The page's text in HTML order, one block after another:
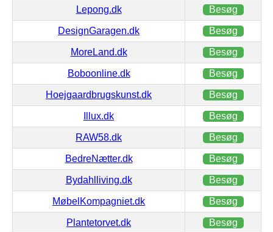
Lepong.dk Besøg
DesignGaragen.dk Besøg
MoreLand.dk Besøg
Boboonline.dk Besøg
Hoejgaardbrugskunst.dk Besøg
Illux.dk Besøg
RAW58.dk Besøg
BedreNætter.dk Besøg
Bydahlliving.dk Besøg
MøbelKompagniet.dk Besøg
Plantetorvet.dk Besøg